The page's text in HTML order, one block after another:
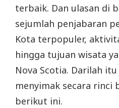
terbaik. Dan ulasan di
sejumlah penjabaran
Kota terpopuler,
hingga tujuan wisata
Nova Scotia. Darilah
menyimak secara rinci
berikut ini.